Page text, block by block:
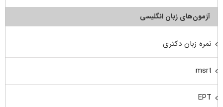
آزمون‌های زبان انگلیسی
نمره زبان دکتری
msrt
EPT